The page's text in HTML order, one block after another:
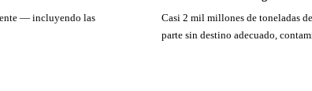
— incluyendo las
Casi 2 mil millones de toneladas
parte sin destino adecuado,